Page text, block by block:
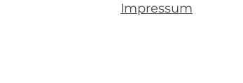
Impressum